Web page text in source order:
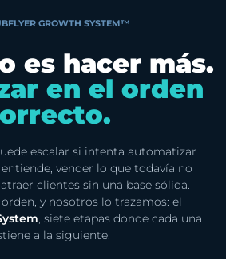
GROWTH SYSTEM™
es hacer más.
en el orden
escalar si intenta automatizar
vender lo que todavía no
clientes sin una base sólida.
y nosotros lo trazamos: el
, siete etapas donde cada una
a la siguiente.